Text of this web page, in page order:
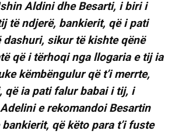
Aldini dhe Besarti, i biri i
të ndjerë, bankierit, që i pati
dashuri, sikur të kishte qënë
që i tërhoqi nga llogaria e tij ia
këmbëngulur që t’i merrte,
që ia pati falur babai i tij, i
e rekomandoi Besartin
që këto para t’i fuste